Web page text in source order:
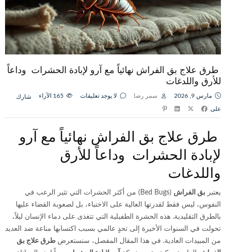
طرق علاج بق الفراش نهائياً مع آرو لإبادة الحشرات وداعاً
للأرق واللدغات
مارس 9, 2026 سمر رضا لا يوجد تعليقات الآراء
شارك
على
طرق علاج بق الفراش نهائياً مع آرو
لإبادة الحشرات وداعاً للأرق
واللدغات
يعتبر بق الفراش
(Bed Bugs) من أكثر الحشرات التي تثير الرعب في
النفوس، ليس فقط لقدرتها العالية على الاختباء، بل لصعوبة القضاء عليها
بالطرق التقليدية. هذه الحشرة الطفيلية التي تتغذى على دماء الإنسان ليلاً،
تحولت في السنوات الأخيرة إلى تحدٍ عالمي بسبب اكتسابها مناعة ضد العديد
من المبيدات العادية. في هذا المقال المفصل، سنستعرض طرق علاج بق